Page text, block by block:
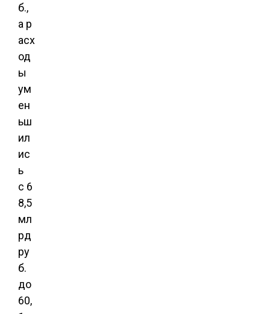
б.,
а р
асх
од
ы
ум
ен
ьш
ил
ис
ь
с 6
8,5
мл
рд
ру
б.
до
60,